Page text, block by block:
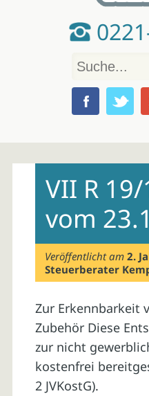
contentVII R
vom
Veröffentlicht am2.
Steuerberater
Zur Erkennbarkeit
Zubehör Diese
zur nicht
kostenfrei
2 JVKostG).